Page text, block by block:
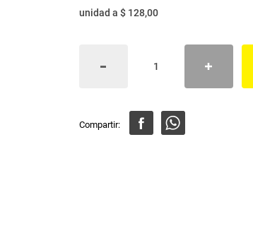
unidad a $ 128,00